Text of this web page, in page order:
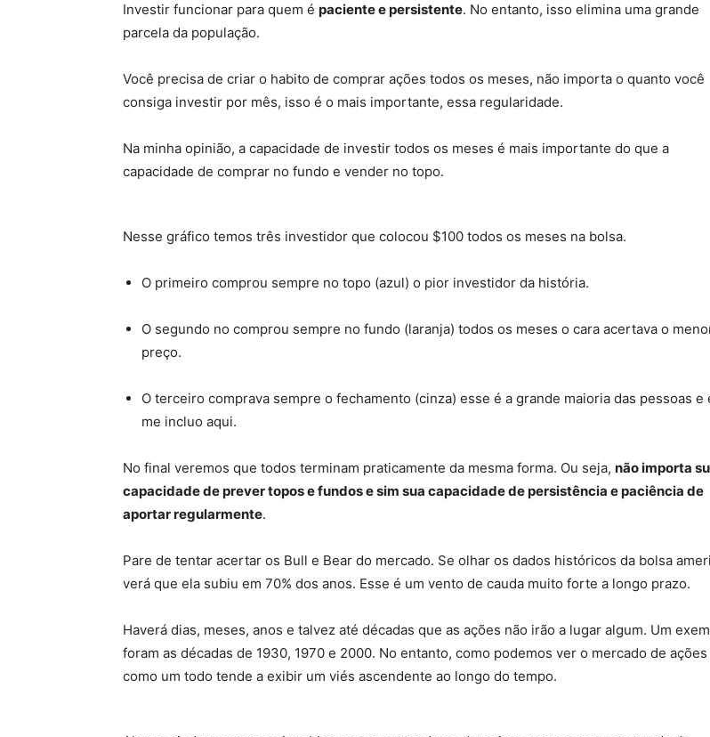
Investir funcionar para quem é paciente e persistente. No entanto, isso elimina uma grande
parcela da população.
Você precisa de criar o habito de comprar ações todos os meses, não importa o quanto você
consiga investir por mês, isso é o mais importante, essa regularidade.
Na minha opinião, a capacidade de investir todos os meses é mais importante do que a
capacidade de comprar no fundo e vender no topo.
Nesse gráfico temos três investidor que colocou $100 todos os meses na bolsa.
O primeiro comprou sempre no topo (azul) o pior investidor da história.
O segundo no comprou sempre no fundo (laranja) todos os meses o cara acertava o
preço.
O terceiro comprava sempre o fechamento (cinza) esse é a grande maioria das pessoas e
me incluo aqui.
No final veremos que todos terminam praticamente da mesma forma. Ou seja, não importa
capacidade de prever topos e fundos e sim sua capacidade de persistência e paciência de
aportar regularmente.
Pare de tentar acertar os Bull e Bear do mercado. Se olhar os dados históricos da bolsa
verá que ela subiu em 70% dos anos. Esse é um vento de cauda muito forte a longo prazo.
Haverá dias, meses, anos e talvez até décadas que as ações não irão a lugar algum. Um
foram as décadas de 1930, 1970 e 2000. No entanto, como podemos ver o mercado de ações
como um todo tende a exibir um viés ascendente ao longo do tempo.